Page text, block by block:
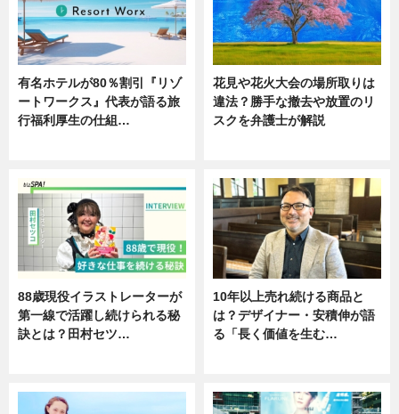
有名ホテルが80％割引『リゾ
ートワークス』代表が語る旅
行福利厚生の仕組…
花見や花火大会の場所取りは
違法？勝手な撤去や放置のリ
スクを弁護士が解説
88歳現役イラストレーターが
第一線で活躍し続けられる秘
訣とは？田村セツ…
10年以上売れ続ける商品と
は？デザイナー・安積伸が語
る「長く価値を生む…